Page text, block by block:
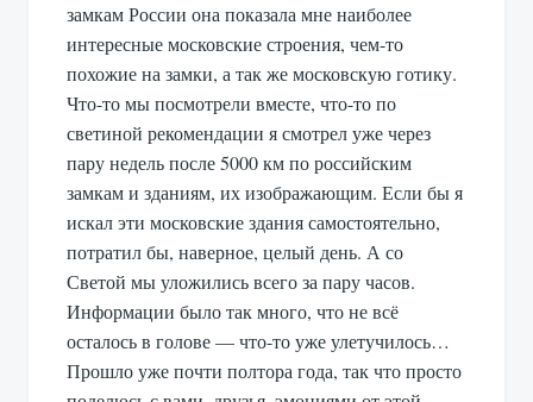
замкам России она показала мне наиболее
интересные московские строения, чем-то
похожие на замки, а так же московскую готику.
Что-то мы посмотрели вместе, что-то по
светиной рекомендации я смотрел уже через
пару недель после 5000 км по российским
замкам и зданиям, их изображающим. Если бы я
искал эти московские здания самостоятельно,
потратил бы, наверное, целый день. А со
Светой мы уложились всего за пару часов.
Информации было так много, что не всё
осталось в голове — что-то уже улетучилось…
Прошло уже почти полтора года, так что просто